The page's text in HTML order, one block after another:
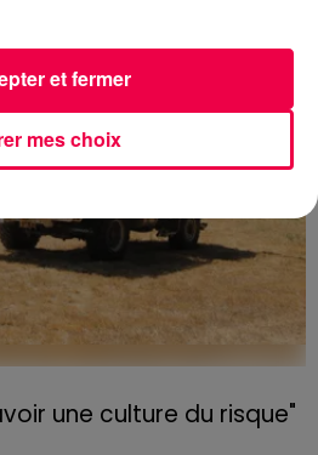
une culture du risque"
mes choix
et fermer